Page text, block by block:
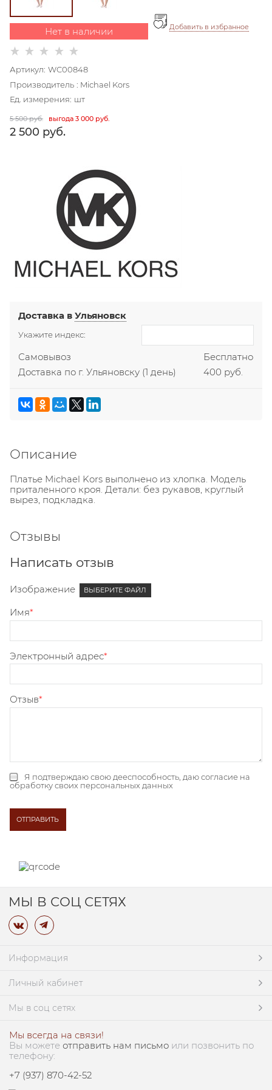
Нет в наличии Добавить в избранное
Артикул: WC00848
Производитель : Michael Kors
Ед. измерения: шт
5 500 руб.
2 500 руб.
выгода3 000 руб.
Доставка вУльяновск
Укажите индекс:
Самовывоз
Бесплатно
Доставка по г. Ульяновску (1 день) 400 руб.
Описание
Платье Michael Kors выполнено из хлопка. Модель
приталенного кроя. Детали: без рукавов, круглый
вырез, подкладка.
Отзывы
Написать отзыв
Изображение ВЫБЕРИТЕ ФАЙЛ
Имя
Электронный адрес
Отзыв
Я подтверждаю свою дееспособность, даюсогласие на
обработку своих персональных данных
МЫ В СОЦ СЕТЯХ
Информация
Личный кабинет
Мы в соц сетях
Мы всегда на связи!
Вы можете отправить нам письмо или позвонить по
телефону:
+7 (937) 870-42-52